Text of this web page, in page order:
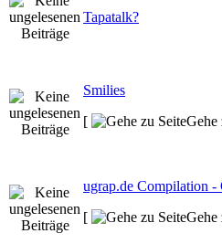
Tapatalk?
Smilies
[
Gehe
ugrap.de Compilation
[
Gehe